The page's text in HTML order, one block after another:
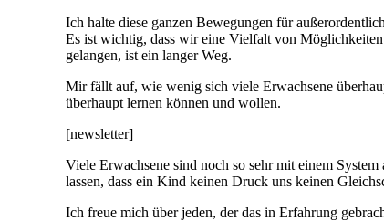
Ich halte diese ganzen Bewegungen für
Es ist wichtig, dass wir eine Vielfalt von
gelangen, ist ein langer Weg.
Mir fällt auf, wie wenig sich viele Erwachsene
überhaupt lernen können und wollen.
[newsletter]
Viele Erwachsene sind noch so sehr mit einem
lassen, dass ein Kind keinen Druck uns keinen
Ich freue mich über jeden, der das in Erfahrung